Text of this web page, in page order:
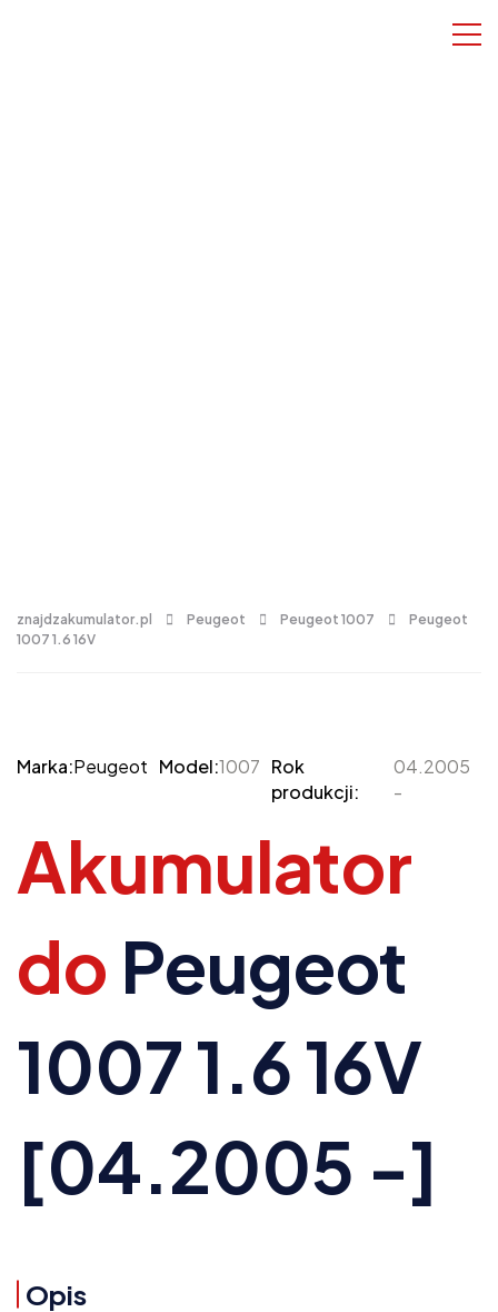
znajdzakumulator.pl Peugeot Peugeot 1007
Peugeot
1007 1.6 16V
Marka:Peugeot Model:1007 Rok
produkcji:
04.2005
-
Akumulator
do Peugeot
1007 1.6 16V
[04.2005 -]
Opis